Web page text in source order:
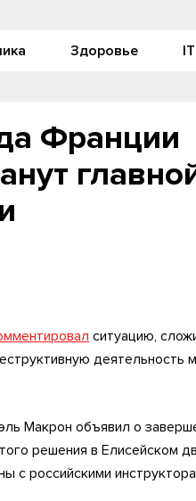
Здоровье IT
Франции
ситуацию,
деятельность
Макрон объявил о
решения в Елисейском
с российскими